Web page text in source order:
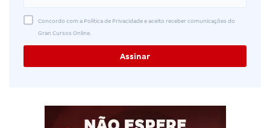
Concordo com a Política de Privacidade e aceito receber comunicações do
Gran Cursos Online.